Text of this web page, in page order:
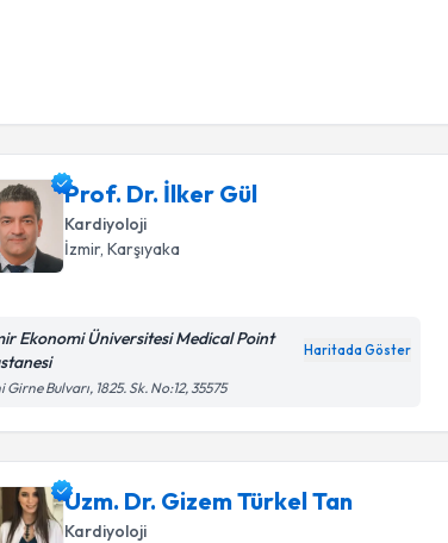
Prof. Dr. İlker Gül
Kardiyoloji
İzmir, Karşıyaka
Ekonomi Üniversitesi Medical Point
Haritada Göster
Girne Bulvarı, 1825. Sk. No:12, 35575
Uzm. Dr. Gizem Türkel Tan
Kardiyoloji